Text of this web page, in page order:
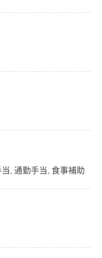
, 通勤手当, 食事補助